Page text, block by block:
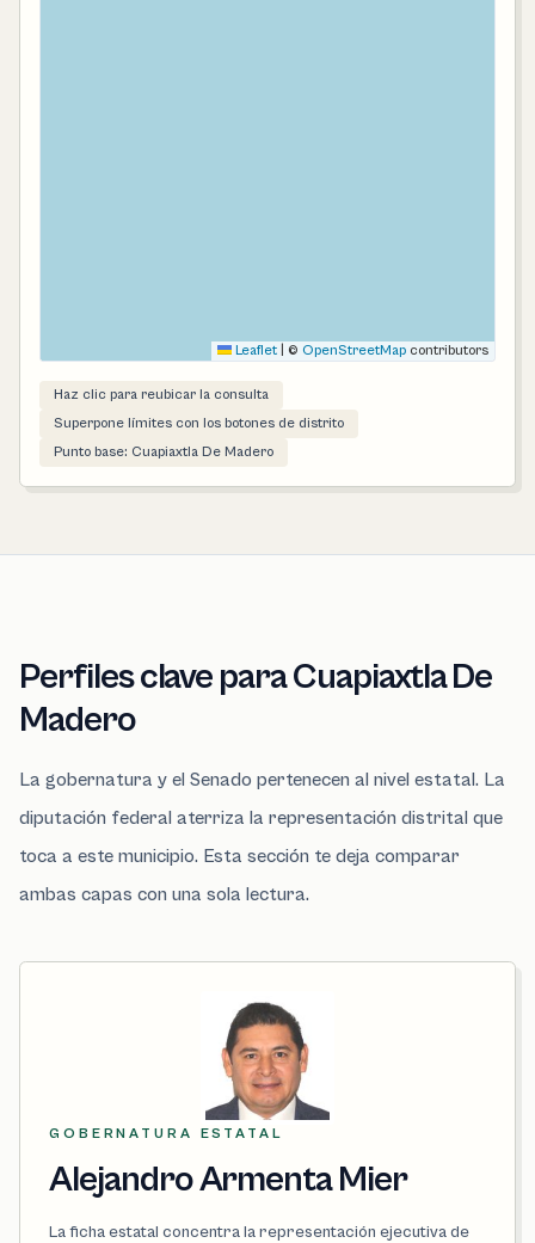
Leaflet © OpenStreetMap contributors
Haz clic para reubicar la consulta
Superpone límites con los botones de distrito
Punto base: Cuapiaxtla De Madero
Perfiles clave para Cuapiaxtla De
Madero
La gobernatura y el Senado pertenecen al nivel estatal. La
diputación federal aterriza la representación distrital que
toca a este municipio. Esta sección te deja comparar
ambas capas con una sola lectura.
GOBERNATURA ESTATAL
Alejandro Armenta Mier
La ficha estatal concentra la representación ejecutiva de